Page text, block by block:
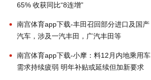
65% 收获同比“8连增”
南宫体育app下载-丰田召回部分进口及国产
汽车，涉及一汽丰田，广汽丰田等
南宫体育app下载-小摩：料12月内地乘用车
需求持续疲弱 明年补贴或延续但加新要求